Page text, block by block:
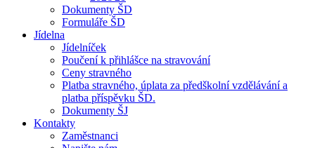
Dokumenty ŠD
Formuláře ŠD
Jídelna
Jídelníček
Poučení k přihlášce na stravování
Ceny stravného
Platba stravného, úplata za předškolní vzdělávání a
platba příspěvku ŠD.
Dokumenty ŠJ
Kontakty
Zaměstnanci